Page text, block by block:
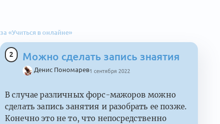
за «Учиться в онлайне»
Можно сделать запись знаятия
Денис Пономарев1 сентября 2022
2
В случае различных форс-мажоров можно
сделать запись занятия и разобрать ее позже.
Конечно это не то, что непосредственно